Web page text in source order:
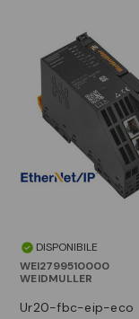
DISPONIBILE
WEI2799510000
WEIDMULLER
ur20-fbc-eip-eco